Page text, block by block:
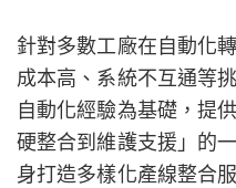
針對多數工廠在自動化
成本高、系統不互通等
自動化經驗為基礎，提
硬整合到維護支援」的
身打造多樣化產線整合